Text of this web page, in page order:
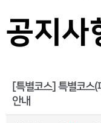
공지사
[특별코스] 특별코스
안내